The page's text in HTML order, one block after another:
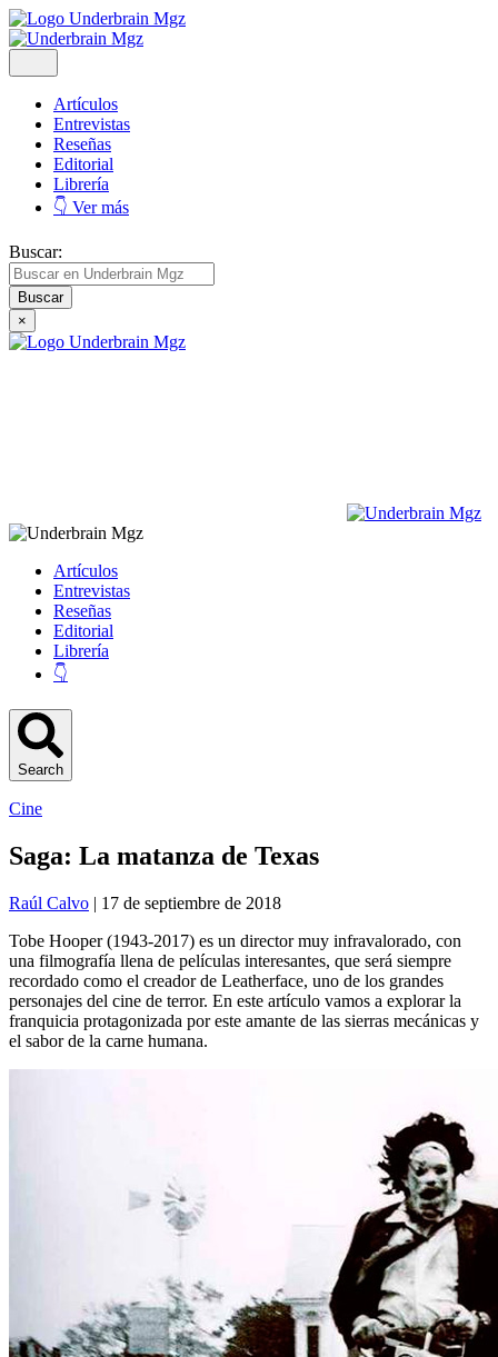
Artículos
Entrevistas
Reseñas
Editorial
Librería
👇 Ver más
Buscar:
×
Artículos
Entrevistas
Reseñas
Editorial
Librería
👇
Search
Cine
Saga: La matanza de Texas
Raúl Calvo | 17 de septiembre de 2018
Tobe Hooper (1943-2017) es un director muy infravalorado, con
una filmografía llena de películas interesantes, que será siempre
recordado como el creador de Leatherface, uno de los grandes
personajes del cine de terror. En este artículo vamos a explorar la
franquicia protagonizada por este amante de las sierras mecánicas y
el sabor de la carne humana.